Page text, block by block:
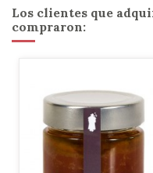
Los clientes que
compraron: